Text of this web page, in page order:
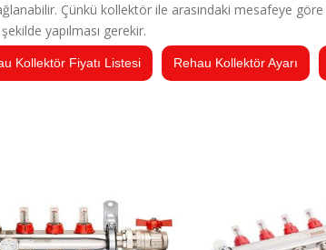
Çünkü kollektör ile arasındaki mesafeye göre
yapılması gerekir.
Kollektör Fiyatı Listesi Rehau Kollektör Ayarı